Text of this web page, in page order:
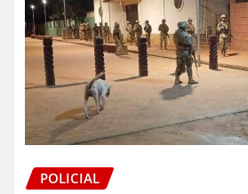
POLICIAL